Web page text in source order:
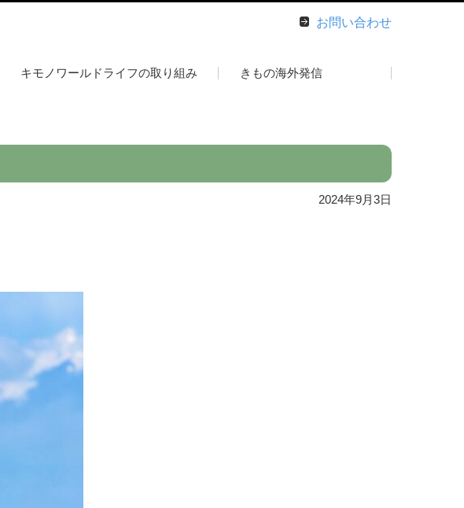
お問い合わせ
キモノワールドライフの取り組み きもの海外発信
2024年9月3日